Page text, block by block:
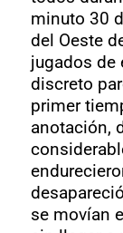
minuto 30
del Oeste
jugados de
discreto
primer
anotación,
se movían